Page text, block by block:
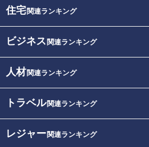
住宅関連ランキング
ビジネス 関連ランキング
人材関連ランキング
トラベル関連ランキング
レジャー関連ランキング